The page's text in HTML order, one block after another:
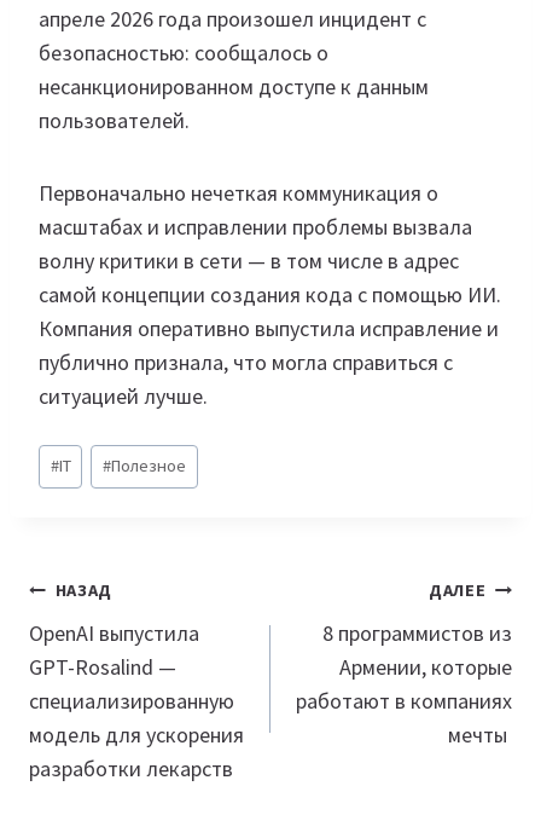
апреле 2026 года произошел инцидент с
безопасностью: сообщалось о
несанкционированном доступе к данным
пользователей.
Первоначально нечеткая коммуникация о
масштабах и исправлении проблемы вызвала
волну критики в сети — в том числе в адрес
самой концепции создания кода с помощью ИИ.
Компания оперативно выпустила исправление и
публично признала, что могла справиться с
ситуацией лучше.
Метки
записи:
#IT #Полезное
Навигация
по
записям
НАЗАД
OpenAI выпустила
GPT-Rosalind —
специализированную
модель для ускорения
разработки лекарств
ДАЛЕЕ
8 программистов из
Армении, которые
работают в компаниях
мечты